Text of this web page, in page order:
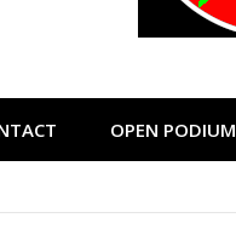
OPEN PODIUM